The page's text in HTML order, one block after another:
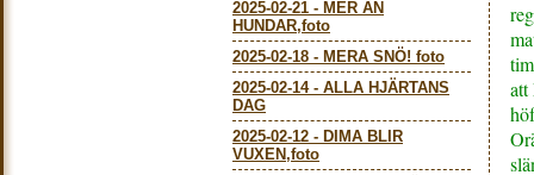
2025-02-21 - MER ÄN
HUNDAR,foto
2025-02-18 - MERA SNÖ! foto
2025-02-14- ALLA HJÄRTANS
DAG
2025-02-12 - DIMA BLIR
VUXEN,foto
att